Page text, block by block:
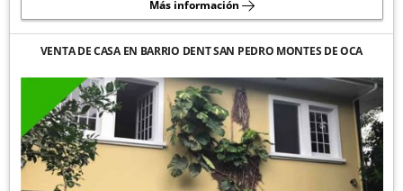
Más información
VENTA DE CASA EN BARRIO DENT SAN PEDRO MONTES DE OCA